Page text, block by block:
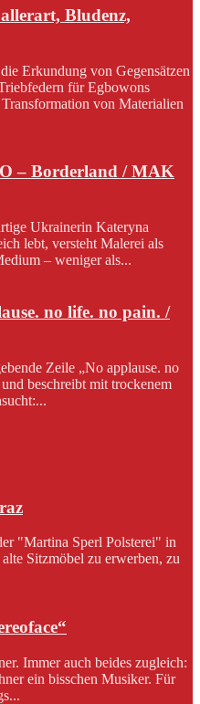
Bludenz,
Erkundung von Gegensätzen
für Egbowons
von Materialien
– Borderland / MAK
Ukrainerin Kateryna
lebt, versteht Malerei als
– weniger als...
no life. no pain. /
Zeile „No applause. no
beschreibt mit trockenem
"Martina Sperl Polsterei" in
Sitzmöbel zu erwerben, zu
Immer auch beides zugleich:
ein bisschen Musiker. Für